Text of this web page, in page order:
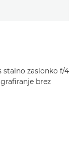
stalno zaslonko f/4
brez